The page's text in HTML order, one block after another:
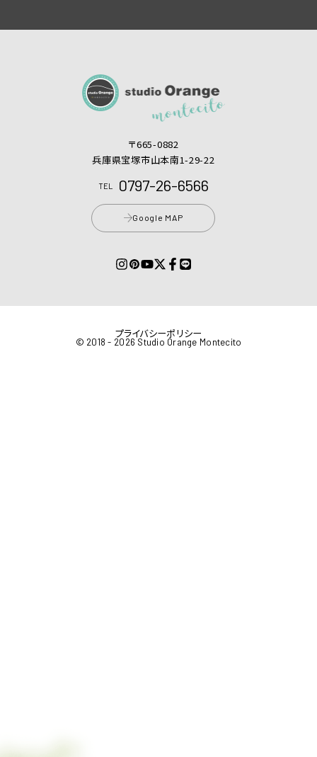
〒665-0882
兵庫県宝塚市山本南1-29-22
TEL 0797-26-6566
Google MAP
© 2018 - 2026 Studio Orange Montecito
プライバシーポリシー